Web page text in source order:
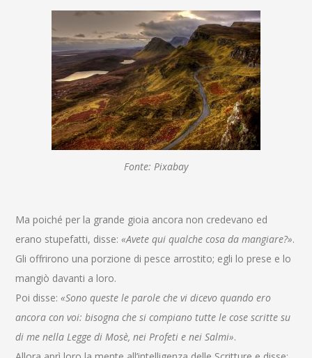
Fonte: Pixabay
Ma poiché per la grande gioia ancora non credevano ed
erano stupefatti, disse:«Avete qui qualche cosa da mangiare?».
Gli offrirono una porzione di pesce arrostito; egli lo prese e lo
mangiò davanti a loro.
Poi disse:«Sono queste le parole che vi dicevo quando ero
ancora con voi: bisogna che si compiano tutte le cose scritte su
di me nella Legge di Mosè, nei Profeti e nei Salmi».